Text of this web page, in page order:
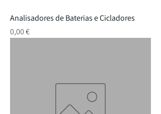
Analisadores de Baterias e Cicladores
Preço
0,00 €